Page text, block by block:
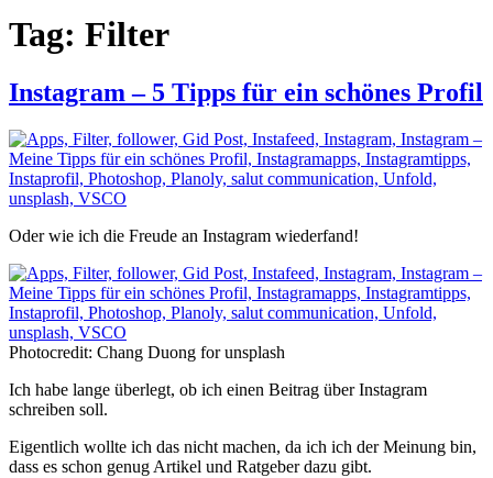
Tag: Filter
Instagram – 5 Tipps für ein schönes Profil
Oder wie ich die Freude an Instagram wiederfand!
Photocredit: Chang Duong for unsplash
Ich habe lange überlegt, ob ich einen Beitrag über Instagram
schreiben soll.
Eigentlich wollte ich das nicht machen, da ich ich der Meinung bin,
dass es schon genug Artikel und Ratgeber dazu gibt.